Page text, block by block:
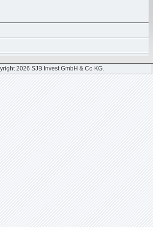
2026 SJB Invest GmbH & Co KG.